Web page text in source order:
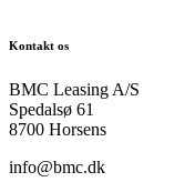
Kontakt os
BMC Leasing A/S
Spedalsø 61
8700 Horsens
info@bmc.dk